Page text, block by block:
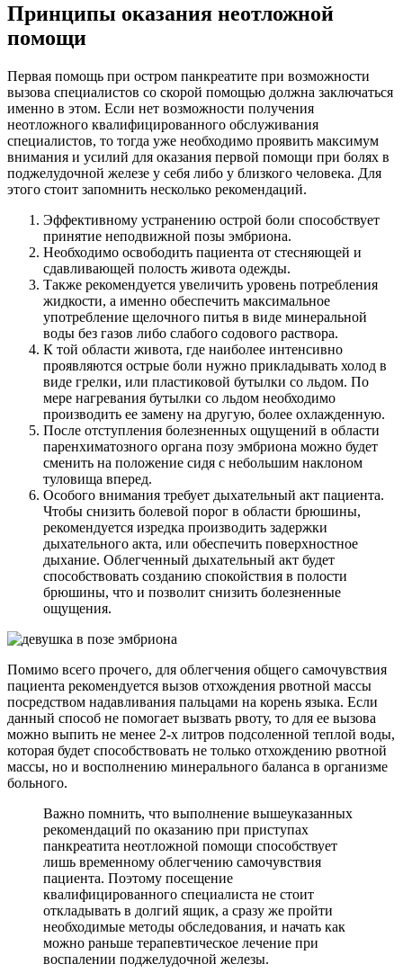
Принципы оказания неотложной
помощи
Первая помощь при остром панкреатите при возможности
вызова специалистов со скорой помощью должна заключаться
именно в этом. Если нет возможности получения
неотложного квалифицированного обслуживания
специалистов, то тогда уже необходимо проявить максимум
внимания и усилий для оказания первой помощи при болях в
поджелудочной железе у себя либо у близкого человека. Для
этого стоит запомнить несколько рекомендаций.
Эффективному устранению острой боли способствует
принятие неподвижной позы эмбриона.
Необходимо освободить пациента от стесняющей и
сдавливающей полость живота одежды.
Также рекомендуется увеличить уровень потребления
жидкости, а именно обеспечить максимальное
употребление щелочного питья в виде минеральной
воды без газов либо слабого содового раствора.
К той области живота, где наиболее интенсивно
проявляются острые боли нужно прикладывать холод в
виде грелки, или пластиковой бутылки со льдом. По
мере нагревания бутылки со льдом необходимо
производить ее замену на другую, более охлажденную.
После отступления болезненных ощущений в области
паренхиматозного органа позу эмбриона можно будет
сменить на положение сидя с небольшим наклоном
туловища вперед.
Особого внимания требует дыхательный акт пациента.
Чтобы снизить болевой порог в области брюшины,
рекомендуется изредка производить задержки
дыхательного акта, или обеспечить поверхностное
дыхание. Облегченный дыхательный акт будет
способствовать созданию спокойствия в полости
брюшины, что и позволит снизить болезненные
ощущения.
Помимо всего прочего, для облегчения общего самочувствия
пациента рекомендуется вызов отхождения рвотной массы
посредством надавливания пальцами на корень языка. Если
данный способ не помогает вызвать рвоту, то для ее вызова
можно выпить не менее 2-х литров подсоленной теплой воды,
которая будет способствовать не только отхождению рвотной
массы, но и восполнению минерального баланса в организме
больного.
Важно помнить, что выполнение вышеуказанных
рекомендаций по оказанию при приступах
панкреатита неотложной помощи способствует
лишь временному облегчению самочувствия
пациента. Поэтому посещение
квалифицированного специалиста не стоит
откладывать в долгий ящик, а сразу же пройти
необходимые методы обследования, и начать как
можно раньше терапевтическое лечение при
воспалении поджелудочной железы.